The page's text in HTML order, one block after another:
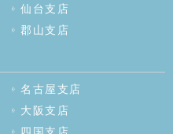
仙台支店
郡山支店
名古屋支店
大阪支店